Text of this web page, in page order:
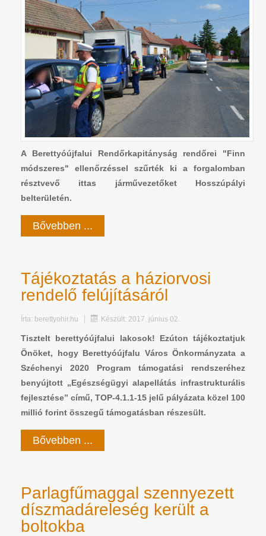
A Berettyóújfalui Rendőrkapitányság rendőrei "Finn
módszeres" ellenőrzéssel szűrték ki a forgalomban
résztvevő ittas járművezetőket Hosszúpályi
belterületén.
Bővebben ...
Tájékoztatás a háziorvosi
rendelő felújításáról
Írta: berettyohir.hu Készült: 2017. június 02.
Tisztelt berettyóújfalui lakosok! Ezúton tájékoztatjuk
Önöket, hogy Berettyóújfalu Város Önkormányzata a
Széchenyi 2020 Program támogatási rendszeréhez
benyújtott „Egészségügyi alapellátás infrastrukturális
fejlesztése” című, TOP-4.1.1-15 jelű pályázata közel 100
millió forint összegű támogatásban részesült.
Bővebben ...
Parlagfűmaggal szennyezett
díszmadáreleség került a
boltokba